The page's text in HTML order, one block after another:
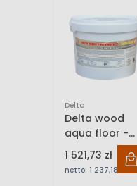
Delta
Delta wood
aqua floor -
Lakier
ogniochronny
do podłóg
1 521,73 zł
netto: 1 237,18 zł